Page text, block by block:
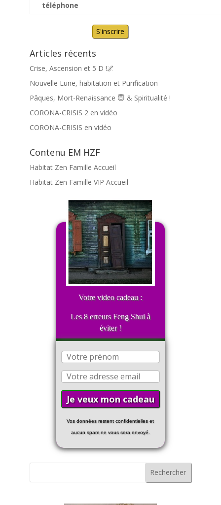
téléphone
Articles récents
Crise, Ascension et 5 D !🌌
Nouvelle Lune, habitation et Purification
Pâques, Mort-Renaissance 😇 & Spiritualité !
CORONA-CRISIS 2 en vidéo
CORONA-CRISIS en vidéo
Contenu EM HZF
Habitat Zen Famille Accueil
Habitat Zen Famille VIP Accueil
Votre video cadeau :
Les 8 erreurs Feng Shui à
éviter !
Vos données restent confidentielles et
aucun spam ne vous sera envoyé.